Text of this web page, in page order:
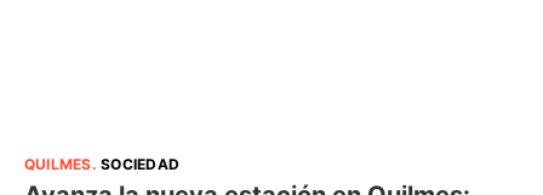
QUILMES.SOCIEDAD